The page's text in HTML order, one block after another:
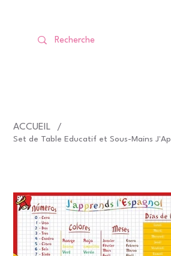
ACCUEIL /